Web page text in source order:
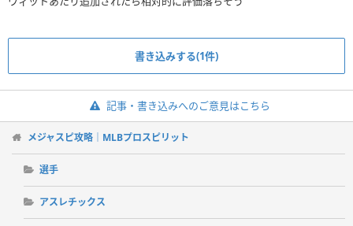
書き込みする(1件)
記事・書き込みへのご意見はこちら
メジャスピ攻略｜MLBプロスピリット
選手
アスレチックス